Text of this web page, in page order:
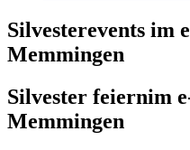
Silvesterevents im
Memmingen
Silvester feiernim
Memmingen